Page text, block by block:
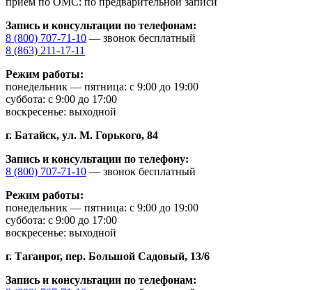
Запись и консультации по телефонам:
8 (800) 707-71-10 — звонок бесплатный
8 (863) 211-17-11
Режим работы:
понедельник — пятница: с 9:00 до 19:00
суббота: с 9:00 до 17:00
воскресенье: выходной
г. Батайск, ул. М. Горького, 84
Запись и консультации по телефону:
8 (800) 707-71-10 — звонок бесплатный
Режим работы:
понедельник — пятница: с 9:00 до 19:00
суббота: с 9:00 до 17:00
воскресенье: выходной
г. Таганрог, пер. Большой Садовый, 13/6
Запись и консультации по телефонам: